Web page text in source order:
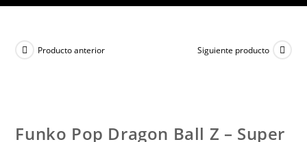
Producto anterior Siguiente producto
Funko Pop Dragon Ball Z – Super